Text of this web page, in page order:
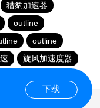
猎豹加速器
outline
outline
旋风加速度器
下载